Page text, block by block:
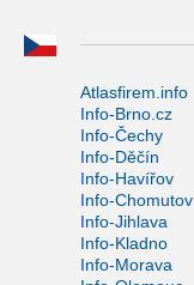
Atlasfirem.info
Info-Brno.cz
Info-Čechy
Info-Děčín
Info-Havířov
Info-Chomutov
Info-Jihlava
Info-Kladno
Info-Morava